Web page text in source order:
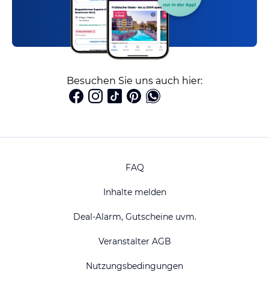
Besuchen Sie uns auch hier:
FAQ
Inhalte melden
Deal-Alarm, Gutscheine uvm.
Veranstalter AGB
Nutzungsbedingungen